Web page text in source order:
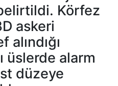
Körfez
askeri
üslerde alarm
düzeye